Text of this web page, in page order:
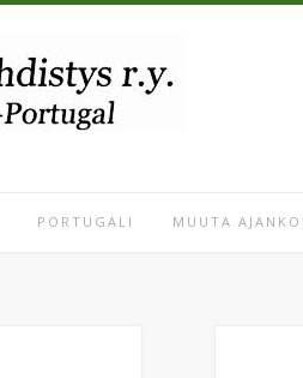
PORTUGALI MUUTA